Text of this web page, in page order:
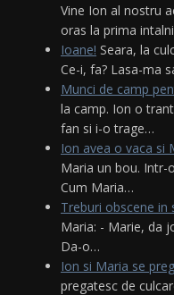
Vine Ion al nostru
oras la prima
Ioane! Seara, la
Ce-i, fa? Lasa-ma
Munci de camp
la camp. Ion o
fan si i-o trage…
Ion avea o vaca si
Maria un bou. Intr-
Cum Maria…
Treburi obscene in
Maria: - Marie, da
Da-o…
Ion si Maria se
pregatesc de